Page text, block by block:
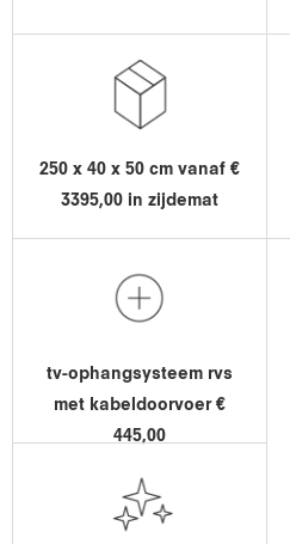
250 x 40 x 50 cm vanaf €
3395,00 in zijdemat
tv-ophangsysteem rvs
met kabeldoorvoer €
445,00